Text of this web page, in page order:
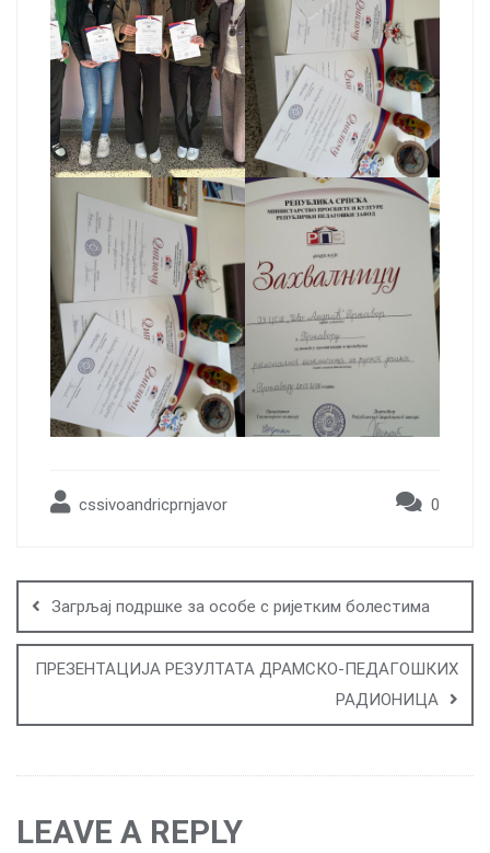
cssivoandricprnjavor 0
navigation
Загрљај подршке за особе с ријетким болестима
ПРЕЗЕНТАЦИЈА РЕЗУЛТАТА ДРАМСКО-ПЕДАГОШКИХ
РАДИОНИЦА
LEAVE A REPLY